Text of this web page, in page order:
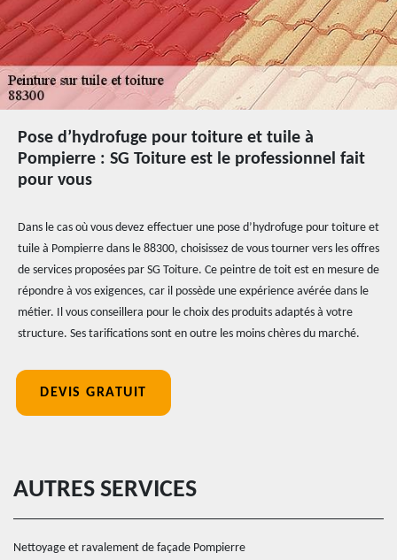
Pose d’hydrofuge pour toiture et tuile à
Pompierre : SG Toiture est le professionnel fait
pour vous
Dans le cas où vous devez effectuer une pose d’hydrofuge pour toiture et
tuile à Pompierre dans le 88300, choisissez de vous tourner vers les offres
de services proposées par SG Toiture. Ce peintre de toit est en mesure de
répondre à vos exigences, car il possède une expérience avérée dans le
métier. Il vous conseillera pour le choix des produits adaptés à votre
structure. Ses tarifications sont en outre les moins chères du marché.
DEVIS GRATUIT
AUTRES SERVICES
Nettoyage et ravalement de façade Pompierre